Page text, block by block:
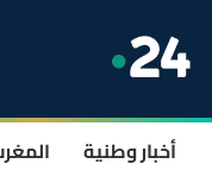
أخبار وطنية